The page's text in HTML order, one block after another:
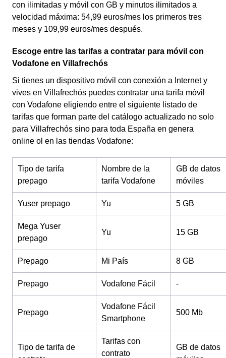
con ilimitadas y móvil con GB y minutos ilimitados a
velocidad máxima: 54,99 euros/mes los primeros tres
meses y 109,99 euros/mes después.
Escoge entre las tarifas a contratar para móvil con
Vodafone en Villafrechós
Si tienes un dispositivo móvil con conexión a Internet y
vives en Villafrechós puedes contratar una tarifa móvil
con Vodafone eligiendo entre el siguiente listado de
tarifas que forman parte del catálogo actualizado no solo
para Villafrechós sino para toda España en genera
online ol en las tiendas Vodafone:
Tipo de tarifa
prepago
Nombre de la
tarifa Vodafone
GB de datos
móviles
Yuser prepago Yu 5 GB
Mega Yuser
prepago
Yu 15 GB
Prepago Mi País 8 GB
Prepago Vodafone Fácil -
Prepago
Vodafone Fácil
Smartphone
500 Mb
Tipo de tarifa de
Tarifas con
contrato
GB de datos